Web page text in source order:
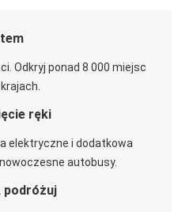
Odkryj ponad 8 000 miejsc
ręki
elektryczne i dodatkowa
autobusy.
podróżuj